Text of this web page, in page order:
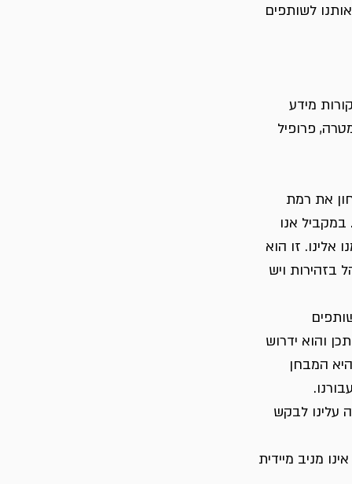
לשותפים
מידע
פרופיל
את רמת
אנו
אלינו. זו הוא
בזהירות ויש
והוא ידרוש
המבחן
עלינו לבקש
מניב מיידית